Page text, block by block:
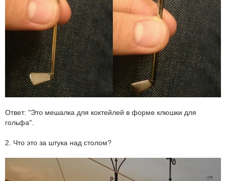
Ответ: "Это мешалка для коктейлей в форме клюшки для
гольфа".
2. Что это за штука над столом?